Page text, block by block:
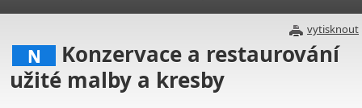
vytisknout
N
Konzervace a restaurování
užité malby a kresby